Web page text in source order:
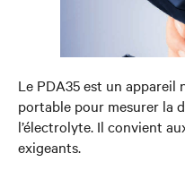
Le PDA35 est un appareil
portable pour mesurer la
l’électrolyte. Il convient
exigeants.